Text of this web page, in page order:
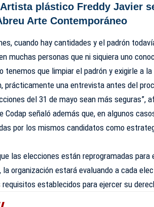
Artista plástico Freddy Javier
Arte Contemporáneo
cuando hay cantidades y el padrón
muchas personas que ni siquiera uno
tenemos que limpiar el padrón y exigirle a
prácticamente una entrevista antes del
del 31 de mayo sean más seguras”,
Codap señaló además que, en algunos
por los mismos candidatos como
las elecciones están reprogramadas para
organización estará evaluando a cada
establecidos para ejercer su